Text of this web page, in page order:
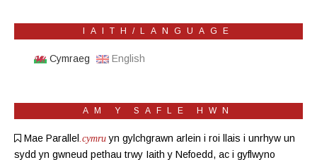
IAITH/LANGUAGE
Cymraeg English
AM Y SAFLE HWN
Mae Parallel .cymru yn gylchgrawn arlein i roi llais i unrhyw un
sydd yn gwneud pethau trwy Iaith y Nefoedd, ac i gyflwyno